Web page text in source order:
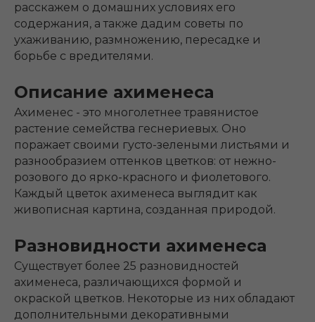
расскажем о домашних условиях его
содержания, а также дадим советы по
ухаживанию, размножению, пересадке и
борьбе с вредителями.
Описание ахименеса
Ахименес - это многолетнее травянистое
растение семейства геснериевых. Оно
поражает своими густо-зелеными листьями и
разнообразием оттенков цветков: от нежно-
розового до ярко-красного и фиолетового.
Каждый цветок ахименеса выглядит как
живописная картина, созданная природой.
Разновидности ахименеса
Существует более 25 разновидностей
ахименеса, различающихся формой и
окраской цветков. Некоторые из них обладают
дополнительными декоративными